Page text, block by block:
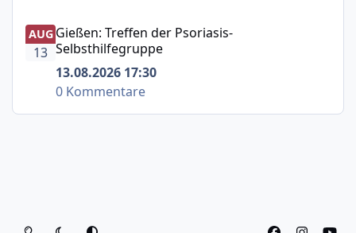
Gießen: Treffen der Psoriasis-Selbsthilfegruppe
AUG
13
Gießen: Treffen der Psoriasis-
Selbsthilfegruppe
13.08.2026 17:30
0 Kommentare
Heller ModusDunkler Modus
Systemeinstellung